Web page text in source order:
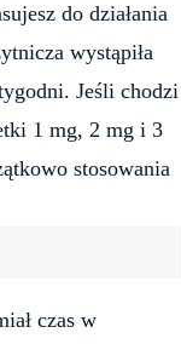
do działania
wystąpiła
Jeśli chodzi
1 mg, 2 mg i 3
stosowania
czas w